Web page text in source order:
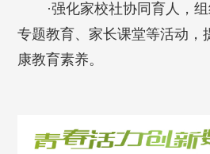
·强化家校社协同育人，
专题教育、家长课堂等活动，
康教育素养。